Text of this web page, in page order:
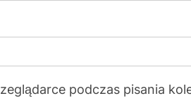
podczas pisania